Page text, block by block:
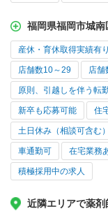
福岡県福岡市城
産休・育休取得実績有り
店舗数10～29 店舗
原則、引越しを伴う転
新卒も応募可能 住
土日休み（相談可含む）
車通勤可 在宅業務
積極採用中の求人
近隣エリアで薬